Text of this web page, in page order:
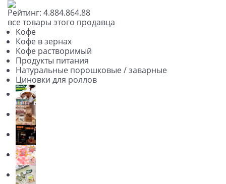
Рейтинг: 4.884.864.88
все товары этого продавца
Кофе
Кофе в зернах
Кофе растворимый
Продукты питания
Натуральные порошковые / заварные
Циновки для роллов